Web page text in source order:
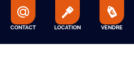
CONTACT LOCATION VENDRE